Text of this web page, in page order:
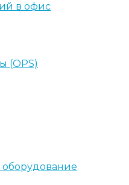
в офис
(OPS)